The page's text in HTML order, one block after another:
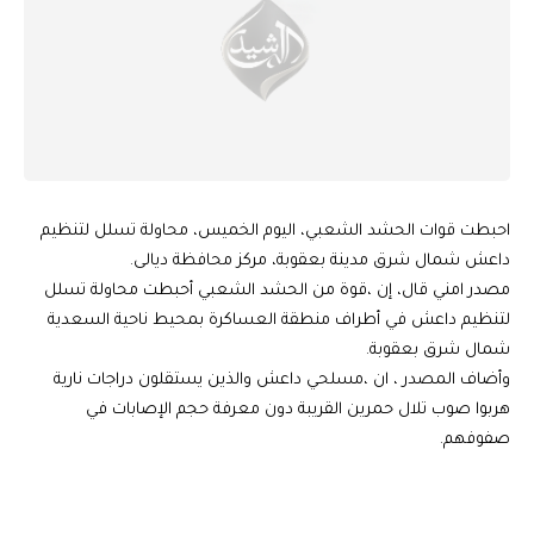
احبطت قوات الحشد الشعبي، اليوم الخميس، محاولة تسلل لتنظيم
داعش شمال شرق مدينة بعقوبة، مركز محافظة ديالى.
مصدر امني قال، إن ،قوة من الحشد الشعبي أحبطت محاولة تسلل
لتنظيم داعش في أطراف منطقة العساكرة بمحيط ناحية السعدية
شمال شرق ب‍عقوبة.
وأضاف المصدر ، ان ،مسلحي داعش والذين يستقلون دراجات نارية
هربوا صوب تلال حمرين القريبة دون معرفة حجم الإصابات في
صفوفهم.